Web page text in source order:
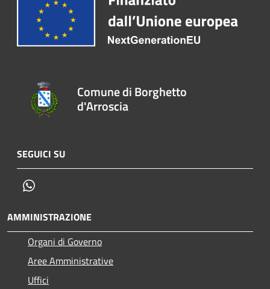
Comune di Borghetto
d'Arroscia
SEGUICI SU
AMMINISTRAZIONE
Organi di Governo
Aree Amministrative
Uffici